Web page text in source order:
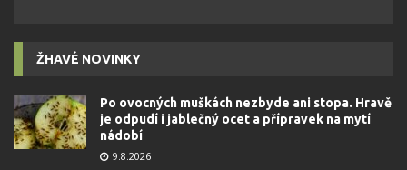
ŽHAVÉ NOVINKY
Po ovocných muškách nezbyde ani stopa. Hravě
je odpudí i jablečný ocet a přípravek na mytí
nádobí
9.8.2026